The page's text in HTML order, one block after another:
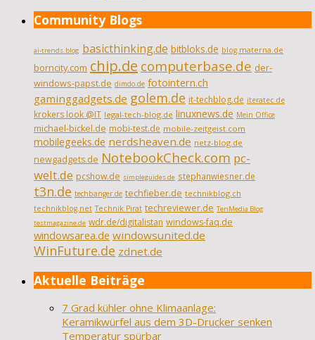
Community Blogs
ai-trends.blog basicthinking.de bitbloks.de blog.materna.de
borncity.com chip.de computerbase.de der-
windows-papst.de dimdo.de fotointern.ch
gaminggadgets.de golem.de it-techblog.de iteratec.de
krokers look @IT legal-tech-blog.de linuxnews.de Mein Office
michael-bickel.de mobi-test.de mobile-zeitgeist.com
mobilegeeks.de nerdsheaven.de netz-blog.de
newgadgets.de NotebookCheck.com pc-
welt.de pcshow.de simpleguides.de stephanwiesner.de
t3n.de techbanger.de techfieber.de technikblog.ch
technikblog.net Technik Pirat techreviewer.de TenMedia Blog
testmagazine.de wdr.de/digitalistan windows-faq.de
windowsarea.de windowsunited.de
WinFuture.de zdnet.de
Aktuelle Beiträge
7 Grad kühler ohne Klimaanlage:
Keramikwürfel aus dem 3D-Drucker senken
Temperatur spürbar